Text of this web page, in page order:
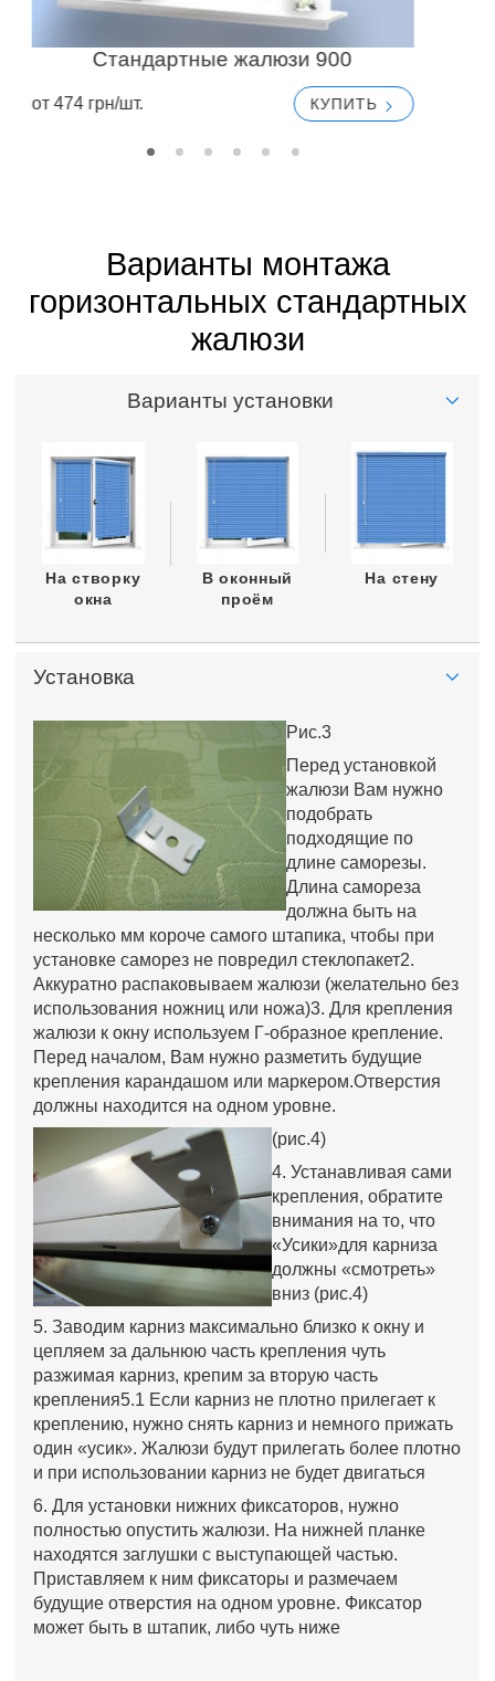
Стандартные жалюзи 900
от 474 грн/шт. КУПИТЬ
Варианты монтажа
горизонтальных стандартных
жалюзи
Варианты установки
На створку
окна
В оконный
проём
На стену
Установка
Рис.3
Перед установкой
жалюзи Вам нужно
подобрать
подходящие по
длине саморезы.
Длина самореза
должна быть на
несколько мм короче самого штапика, чтобы при
установке саморез не повредил стеклопакет2.
Аккуратно распаковываем жалюзи (желательно без
использования ножниц или ножа)3. Для крепления
жалюзи к окну используем Г-образное крепление.
Перед началом, Вам нужно разметить будущие
крепления карандашом или маркером.Отверстия
должны находится на одном уровне.
(рис.4)
4. Устанавливая сами
крепления, обратите
внимания на то, что
«Усики»для карниза
должны «смотреть»
вниз (рис.4)
5. Заводим карниз максимально близко к окну и
цепляем за дальнюю часть крепления чуть
разжимая карниз, крепим за вторую часть
крепления5.1 Если карниз не плотно прилегает к
креплению, нужно снять карниз и немного прижать
один «усик». Жалюзи будут прилегать более плотно
и при использовании карниз не будет двигаться
6. Для установки нижних фиксаторов, нужно
полностью опустить жалюзи. На нижней планке
находятся заглушки с выступающей частью.
Приставляем к ним фиксаторы и размечаем
будущие отверстия на одном уровне. Фиксатор
может быть в штапик, либо чуть ниже